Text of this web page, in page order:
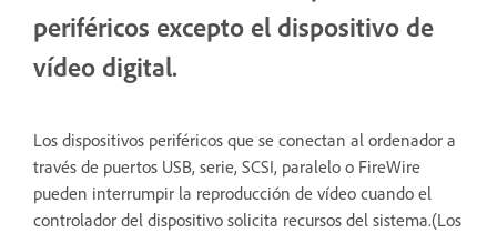
periféricos excepto el dispositivo de
vídeo digital.
Los dispositivos periféricos que se conectan al ordenador a
través de puertos USB, serie, SCSI, paralelo o FireWire
pueden interrumpir la reproducción de vídeo cuando el
controlador del dispositivo solicita recursos del sistema.(Los